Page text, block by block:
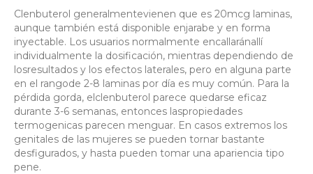
Clenbuterol generalmentevienen que es 20mcg laminas,
aunque también está disponible enjarabe y en forma
inyectable. Los usuarios normalmente encallaránallí
individualmente la dosificación, mientras dependiendo de
losresultados y los efectos laterales, pero en alguna parte
en el rangode 2-8 laminas por día es muy común. Para la
pérdida gorda, elclenbuterol parece quedarse eficaz
durante 3-6 semanas, entonces laspropiedades
termogenicas parecen menguar. En casos extremos los
genitales de las mujeres se pueden tornar bastante
desfigurados, y hasta pueden tomar una apariencia tipo
pene.